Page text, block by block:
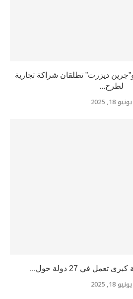
ديزرت” تطلقان شراكة تجارية
لطرح...
يونيو 18, 2025
في 27 دولة حول...
يونيو 18, 2025